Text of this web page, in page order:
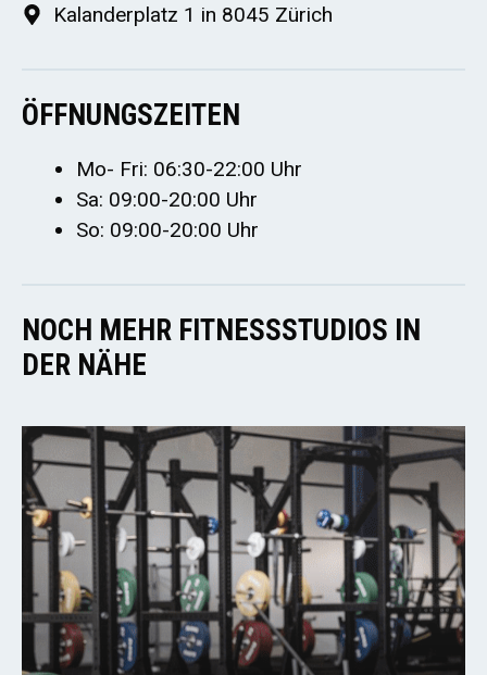
Kalanderplatz 1 in 8045 Zürich
ÖFFNUNGSZEITEN
Mo- Fri: 06:30-22:00 Uhr
Sa: 09:00-20:00 Uhr
So: 09:00-20:00 Uhr
NOCH MEHR FITNESSSTUDIOS IN
DER NÄHE